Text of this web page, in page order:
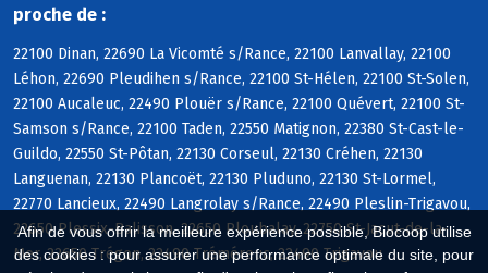
Afin de vous offrir la meilleure expérience possible, Biocoop utilise
des cookies : pour assurer une performance optimale du site, pour
proche de :
22100 Dinan, 22690 La Vicomté s/Rance, 22100 Lanvallay, 22100
Léhon, 22690 Pleudihen s/Rance, 22100 St-Hélen, 22100 St-Solen,
22100 Aucaleuc, 22490 Plouër s/Rance, 22100 Quévert, 22100 St-
Samson s/Rance, 22100 Taden, 22550 Matignon, 22380 St-Cast-le-
Guildo, 22550 St-Pôtan, 22130 Corseul, 22130 Créhen, 22130
Languenan, 22130 Plancoët, 22130 Pluduno, 22130 St-Lormel,
22770 Lancieux, 22490 Langrolay s/Rance, 22490 Pleslin-Trigavou,
22650 Plessix-Balisson, 22650 Ploubalay, 22750 St-Jacut-de-la-
Mer, 22650 Trégon, 22490 Tréméreuc, 22490 Trigavou